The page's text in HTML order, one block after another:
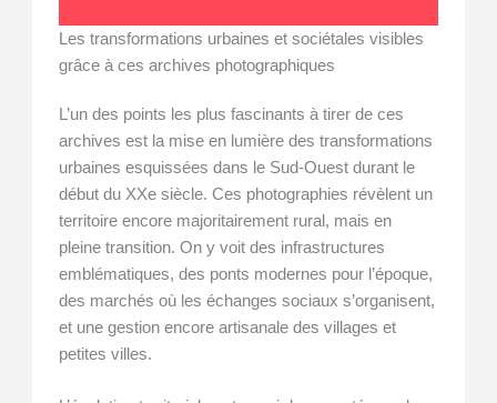
Les transformations urbaines et sociétales visibles
grâce à ces archives photographiques
L’un des points les plus fascinants à tirer de ces
archives est la mise en lumière des transformations
urbaines esquissées dans le Sud-Ouest durant le
début du XXe siècle. Ces photographies révèlent un
territoire encore majoritairement rural, mais en
pleine transition. On y voit des infrastructures
emblématiques, des ponts modernes pour l’époque,
des marchés où les échanges sociaux s’organisent,
et une gestion encore artisanale des villages et
petites villes.